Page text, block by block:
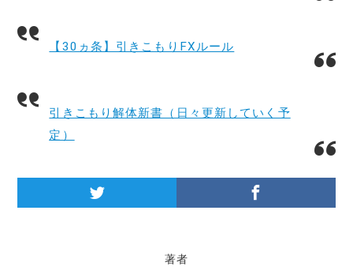
【30ヵ条】引きこもりFXルール
引きこもり解体新書（日々更新していく予
定）
著者